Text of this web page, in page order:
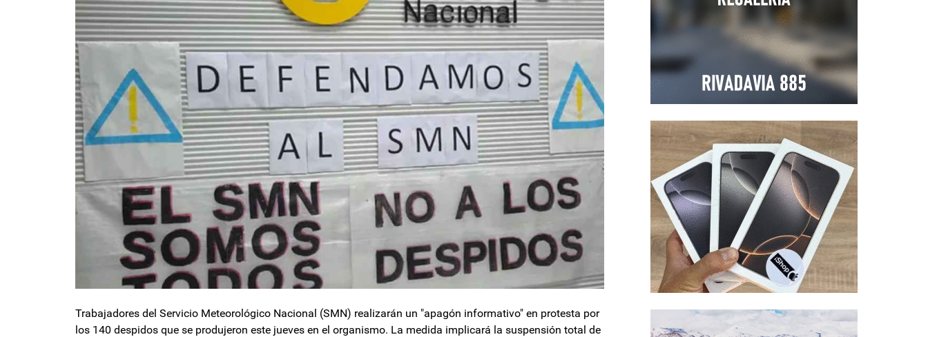
Trabajadores del Servicio Meteorológico Nacional (SMN) realizarán un "apagón informativo" en protesta por
los 140 despidos que se produjeron este jueves en el organismo. La medida implicará la suspensión total de